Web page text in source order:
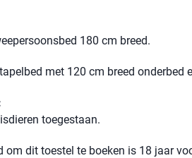
180 cm breed.
met 120 cm breed onderbed
toegestaan.
om dit toestel te boeken is 18 jaar